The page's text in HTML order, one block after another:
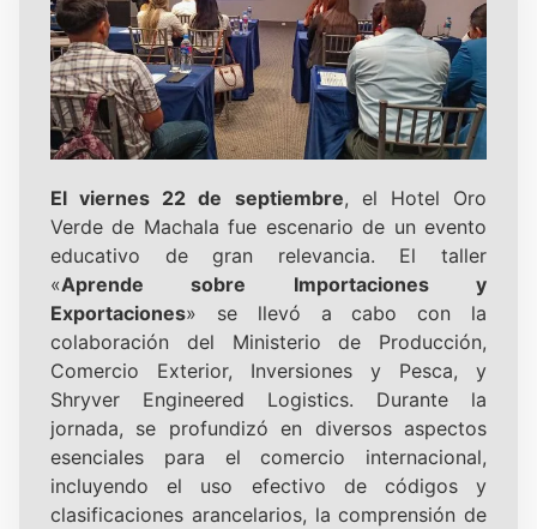
El viernes 22 de septiembre, el Hotel Oro
Verde de Machala fue escenario de un evento
educativo de gran relevancia. El taller
«Aprende sobre Importaciones y
Exportaciones» se llevó a cabo con la
colaboración del Ministerio de Producción,
Comercio Exterior, Inversiones y Pesca, y
Shryver Engineered Logistics. Durante la
jornada, se profundizó en diversos aspectos
esenciales para el comercio internacional,
incluyendo el uso efectivo de códigos y
clasificaciones arancelarios, la comprensión de